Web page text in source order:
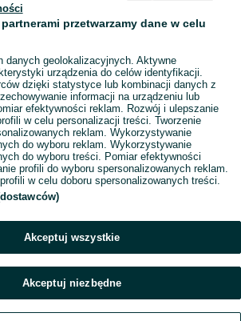
przetwarzamy dane w celu
danych geolokalizacyjnych. Aktywne
urządzenia do celów identyfikacji.
dzięki statystyce lub kombinacji danych z
informacji na urządzeniu lub
efektywności reklam. Rozwój i ulepszanie
w celu personalizacji treści. Tworzenie
reklam. Wykorzystywanie
do wyboru reklam. Wykorzystywanie
do wyboru treści. Pomiar efektywności
profili do wyboru spersonalizowanych reklam.
w celu doboru spersonalizowanych treści.
Akceptuj wszystkie
Akceptuj niezbędne